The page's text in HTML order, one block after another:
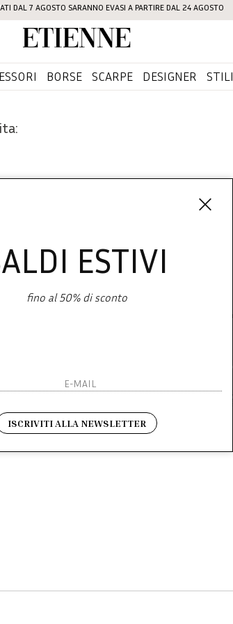
DAL 7 AGOSTO SARANNO EVASI A PARTIRE DAL 24 AGOSTO
Etienne
BORSE SCARPE DESIGNER STILI
Iscriviti
Sarai sempre aggiornato
ho letto ed accettato
ESTIVI
fino al 50% di sconto
ISCRIVITI ALLA NEWSLETTER